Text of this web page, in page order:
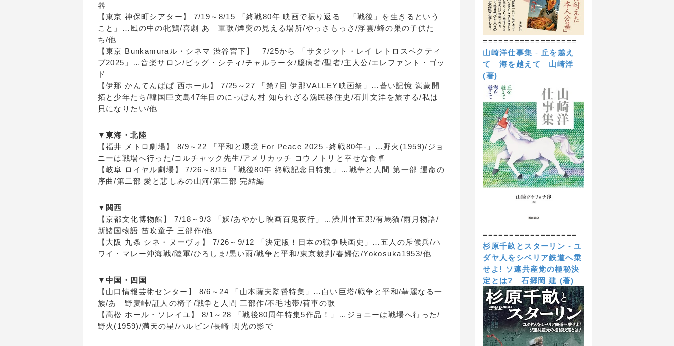
器
【東京 神保町シアター】 7/19～8/15 「終戦80年 映画で振り返る―「戦後」を生きるという
こと」…風の中の牝鶏/喜劇 あゝ軍歌/煙突の見える場所/やっさもっさ/浮雲/蜂の巣の子供た
ち/他
【東京 Bunkamuraル・シネマ 渋谷宮下】 7/25から 「サタジット・レイ レトロスペクティ
ブ2025」…音楽サロン/ビッグ・シティ/チャルラータ/臆病者/聖者/主人公/エレファント・ゴッ
ド
【伊那 かんてんぱぱ 西ホール】 7/25～27 「第7回 伊那VALLEY映画祭」…蒼い記憶 満蒙開
拓と少年たち/韓国巨文島47年目のにっぽん村 知られざる漁民移住史/石川文洋を旅する/私は
貝になりたい/他
▼東海・北陸
【福井 メトロ劇場】 8/9～22 「平和と環境 For Peace 2025 -終戦80年-」…野火(1959)/ジョ
ニーは戦場へ行った/コルチャック先生/アメリカッチ コウノトリと幸せな食卓
【岐阜 ロイヤル劇場】 7/26～8/15 「戦後80年 終戦記念日特集」…戦争と人間 第一部 運命の
序曲/第二部 愛と悲しみの山河/第三部 完結編
▼関西
【京都文化博物館】 7/18～9/3 「妖/あやかし映画百鬼夜行」…渋川伴五郎/有馬猫/雨月物語/
新諸国物語 笛吹童子 三部作/他
【大阪 九条 シネ・ヌーヴォ】 7/26～9/12 「決定版！日本の戦争映画史」…五人の斥候兵/ハ
ワイ・マレー沖海戦/陸軍/ひろしま/黒い雨/戦争と平和/東京裁判/春婦伝/Yokosuka1953/他
▼中国・四国
【山口情報芸術センター】 8/6～24 「山本薩夫監督特集」…白い巨塔/戦争と平和/華麗なる一
族/あゝ野麦峠/証人の椅子/戦争と人間 三部作/不毛地帯/荷車の歌
【高松 ホール・ソレイユ】 8/1～28 「戦後80周年特集5作品！」…ジョニーは戦場へ行った/
野火(1959)/満天の星/ハルビン/長崎 閃光の影で
==================
山崎洋仕事集 - 丘を越え
て 海を越えて
山崎洋
(著)
==================
杉原千畝とスターリン -ユ
ダヤ人をシベリア鉄道へ乗
せよ! ソ連共産党の極秘決
定とは?
石郷岡 建 (著)